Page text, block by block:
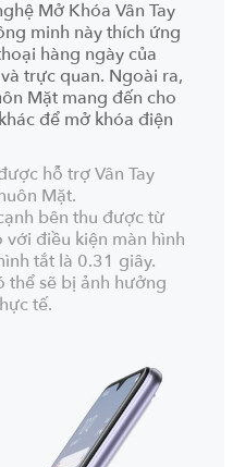
Mở Khóa Vân Tay
minh này thích ứng
hàng ngày của
trực quan. Ngoài ra,
Mặt mang đến cho
để mở khóa điện
hỗ trợ Vân Tay
Mặt.
bên thu được từ
điều kiện màn hình
tắt là 0.31 giây.
thể sẽ bị ảnh hưởng
tế.